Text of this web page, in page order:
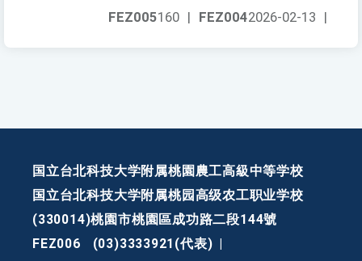
FEZ0042026-02-13 |
FEZ005160 |
国立台北科技大学附属桃園農工高級中等学校
国立台北科技大学附属桃园高级农工职业学校
(330014)桃園市桃園區成功路二段144號
FEZ006
(03)3333921(代表)